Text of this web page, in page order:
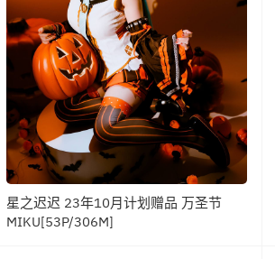
星之迟迟 23年10月计划赠品 万圣节
MIKU[53P/306M]